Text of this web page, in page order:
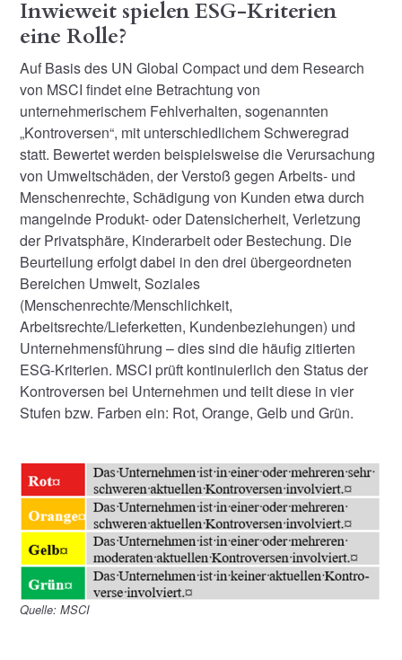
Inwieweit spielen ESG-Kriterien
eine Rolle?
Auf Basis des UN Global Compact und dem Research
von MSCI findet eine Betrachtung von
unternehmerischem Fehlverhalten, sogenannten
„Kontroversen“, mit unterschiedlichem Schweregrad
statt. Bewertet werden beispielsweise die Verursachung
von Umweltschäden, der Verstoß gegen Arbeits- und
Menschenrechte, Schädigung von Kunden etwa durch
mangelnde Produkt- oder Datensicherheit, Verletzung
der Privatsphäre, Kinderarbeit oder Bestechung. Die
Beurteilung erfolgt dabei in den drei übergeordneten
Bereichen Umwelt, Soziales
(Menschenrechte/Menschlichkeit,
Arbeitsrechte/Lieferketten, Kundenbeziehungen) und
Unternehmensführung – dies sind die häufig zitierten
ESG-Kriterien. MSCI prüft kontinuierlich den Status der
Kontroversen bei Unternehmen und teilt diese in vier
Stufen bzw. Farben ein: Rot, Orange, Gelb und Grün.
Quelle: MSCI